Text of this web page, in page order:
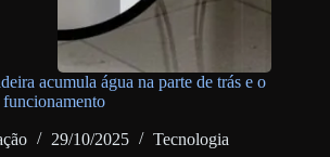
acumula água na parte de trás e o
funcionamento
29/10/2025 Tecnologia